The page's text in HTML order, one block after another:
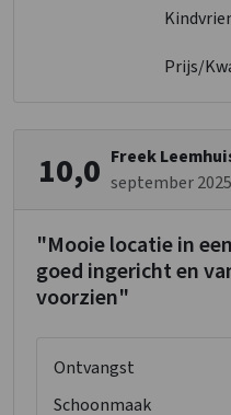
Prijs/
10,0 Freek
september 2025
"Mooie locatie in
goed ingericht en
voorzien"
Ontvangst
Schoonmaak